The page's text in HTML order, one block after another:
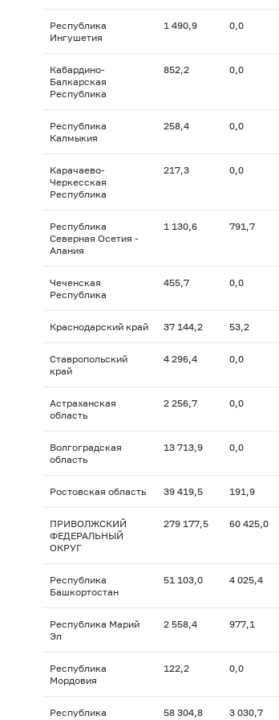
Республика
Ингушетия
1 490,9 0,0
Кабардино-
Балкарская
Республика
852,2 0,0
Республика
Калмыкия
258,4 0,0
Карачаево-
Черкесская
Республика
217,3 0,0
Республика
Северная Осетия -
Алания
1 130,6 791,7
Чеченская
Республика
455,7 0,0
Краснодарский край 37 144,2 53,2
Ставропольский
край
4 296,4 0,0
Астраханская
область
2 256,7 0,0
Волгоградская
область
13 713,9 0,0
Ростовская область 39 419,5 191,9
ПРИВОЛЖСКИЙ
ФЕДЕРАЛЬНЫЙ
ОКРУГ
279 177,5 60 425,0
Республика
Башкортостан
51 103,0 4 025,4
Республика Марий
Эл
2 558,4 977,1
Республика
Мордовия
122,2 0,0
Республика
58 304,8 3 030,7